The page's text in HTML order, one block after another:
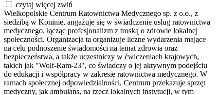
czytaj więcej zwiń
Wielkopolskie Centrum Ratownictwa Medycznego sp. z o.o., z
siedzibą w Koninie, angażuje się w świadczenie usług ratownictwa
medycznego, łącząc profesjonalizm z troską o zdrowie lokalnej
społeczności. Organizacja ta organizuje liczne wydarzenia mające
na celu podnoszenie świadomości na temat zdrowia oraz
bezpieczeństwa, a także uczestniczy w ćwiczeniach krajowych,
takich jak "Wolf-Ram-23", co świadczy o jej aktywnym podejściu
do edukacji i współpracy w zakresie ratownictwa medycznego. W
ramach społecznej odpowiedzialności, Centrum przekazuje sprzęt
medyczny, jak ambulans, na rzecz lokalnych instytucji, w tym